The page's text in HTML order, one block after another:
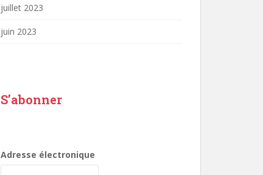
juillet 2023
juin 2023
S’abonner
Adresse électronique